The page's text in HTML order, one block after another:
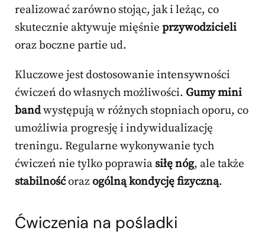
realizować zarówno stojąc, jak i leżąc, co
skutecznie aktywuje mięśnie przywodzicieli
oraz boczne partie ud.
Kluczowe jest dostosowanie intensywności
ćwiczeń do własnych możliwości. Gumy mini
bandwystępują w różnych stopniach oporu, co
umożliwia progresję i indywidualizację
treningu. Regularne wykonywanie tych
ćwiczeń nie tylko poprawia siłę nóg, ale także
stabilnośćorazogólną kondycję fizyczną.
Ćwiczenia na pośladki